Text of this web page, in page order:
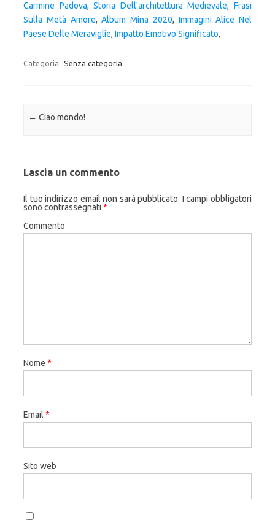
Carmine Padova,Storia Dell'architettura Medievale,Frasi
Sulla Metà Amore,Album Mina 2020, Immagini Alice Nel
Paese Delle Meraviglie, Impatto Emotivo Significato,
Categoria: Senza categoria
Navigazione articolo
← Ciao mondo!
Lascia un commento
Il tuo indirizzo email non sarà pubblicato. I campi obbligatori
sono contrassegnati *
Commento
Nome *
Email *
Sito web